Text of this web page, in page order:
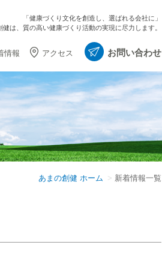
「健康づくり文化を創造し、選ばれる会社に」
健は、質の高い健康づくり活動の実現に尽力します。
情報 アクセス お問い合わせ
あまの創健 ホーム 新着情報一覧